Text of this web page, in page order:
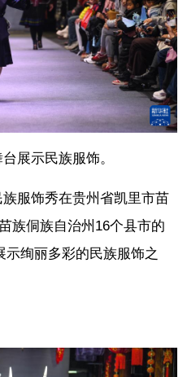
展示民族服饰。
族服饰秀在贵州省凯里市苗
族侗族自治州16个县市的
绚丽多彩的民族服饰之